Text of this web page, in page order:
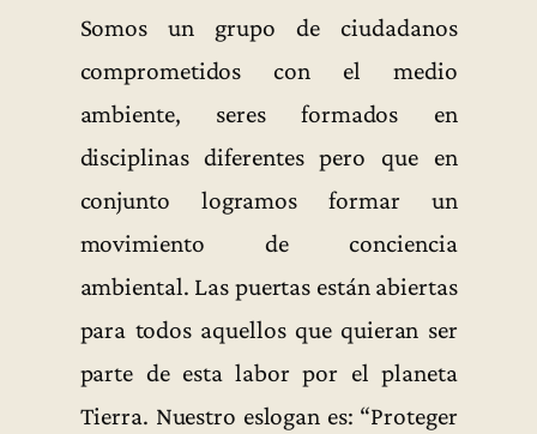
Somos un grupo de ciudadanos
comprometidos con el medio
ambiente, seres formados en
disciplinas diferentes pero que en
conjunto logramos formar un
movimiento de conciencia
ambiental. Las puertas están abiertas
para todos aquellos que quieran ser
parte de esta labor por el planeta
Tierra. Nuestro eslogan es: “Proteger